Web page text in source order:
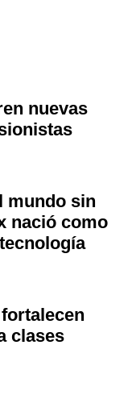
nuevas
mundo sin
nació como
clases